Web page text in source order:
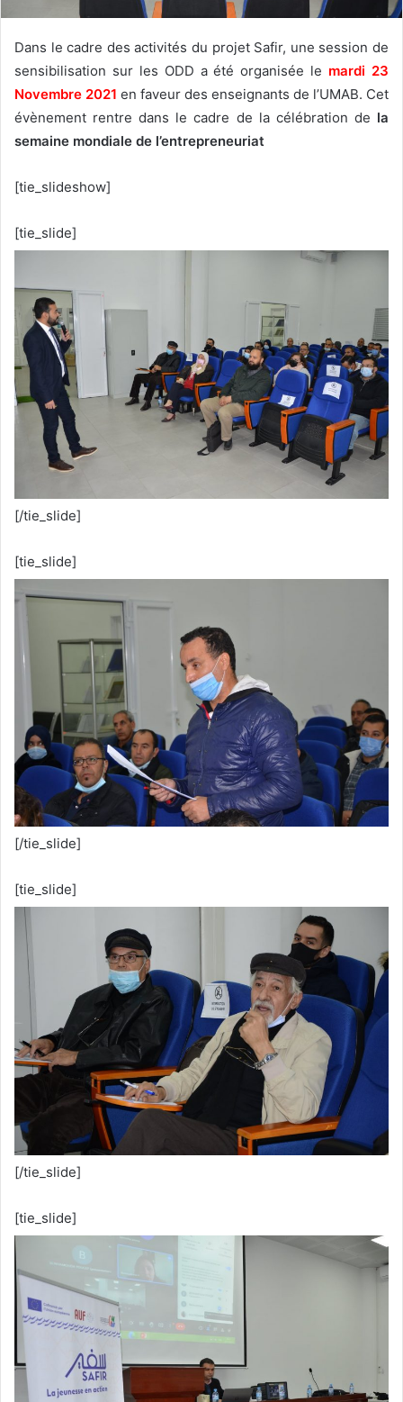
Dans le cadre des activités du projet Safir, une session de
sensibilisation sur les ODD a été organisée le mardi 23
Novembre 2021 en faveur des enseignants de l’UMAB. Cet
évènement rentre dans le cadre de la célébration de la
semaine mondiale de l’entrepreneuriat
[tie_slideshow]
[tie_slide]
[/tie_slide]
[tie_slide]
[/tie_slide]
[tie_slide]
[/tie_slide]
[tie_slide]